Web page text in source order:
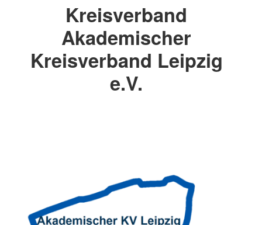
Kreisverband
Akademischer
Kreisverband Leipzig
e.V.